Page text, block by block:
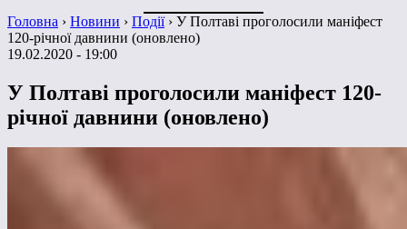
Головна › Новини › Події› У Полтаві проголосили маніфест
120-річної давнини (оновлено)
19.02.2020 - 19:00
У Полтаві проголосили маніфест 120-
річної давнини (оновлено)